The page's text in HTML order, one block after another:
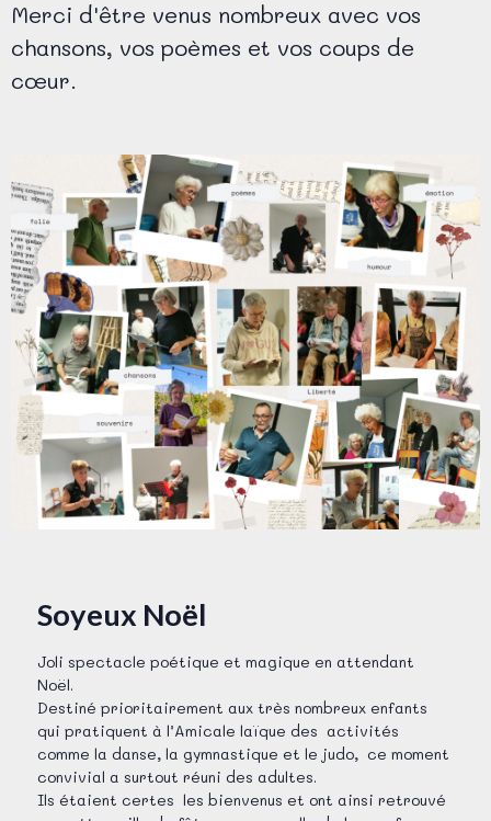
Merci d'être venus nombreux avec vos
chansons, vos poèmes et vos coups de
cœur.
Soyeux Noël
Joli spectacle poétique et magique en attendant
Noël.
Destiné prioritairement aux très nombreux enfants
qui pratiquent à l’Amicale laïque des activités
comme la danse, la gymnastique et le judo, ce moment
convivial a surtout réuni des adultes.
Ils étaient certes les bienvenus et ont ainsi retrouvé